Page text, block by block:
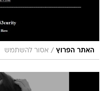
האתר הפרוץ / אסור להשתמש